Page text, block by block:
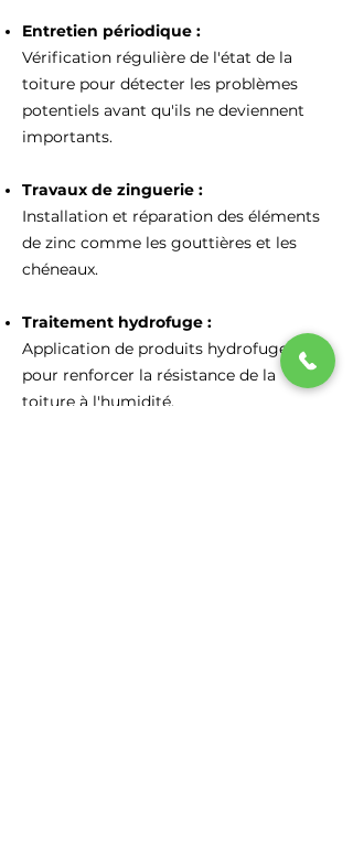
Entretien périodique :
Vérification régulière de l'état de la
toiture pour détecter les problèmes
potentiels avant qu'ils ne deviennent
importants.
Travaux de zinguerie :
Installation et réparation des éléments
de zinc comme les gouttières et les
chéneaux.
Traitement hydrofuge :
Application de produits hydrofuges
pour renforcer la résistance de la
toiture à l'humidité.